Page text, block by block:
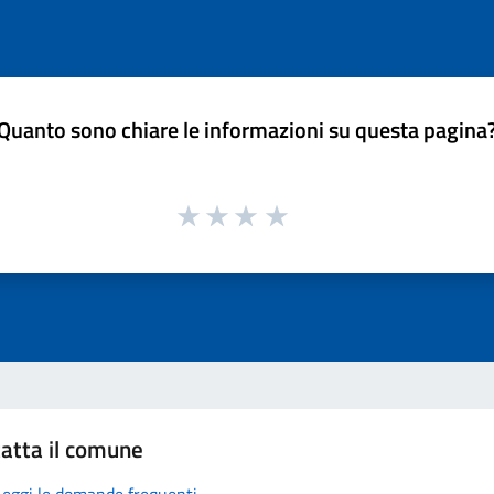
sono chiare le informazioni su questa
il comune